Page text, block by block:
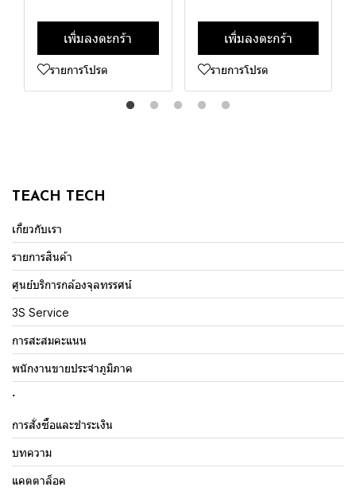
เพิ่มลงตะกร้า
รายการโปรด
เพิ่มลงตะกร้า
รายการโปรด
TEACH TECH
เกี่ยวกับเรา
รายการสินค้า
ศูนย์บริการกล้องจุลทรรศน์
3S Service
การสะสมคะแนน
พนักงานขายประจำภูมิภาค
.
การสั่งซื้อและชำระเงิน
บทความ
แคตตาล็อค